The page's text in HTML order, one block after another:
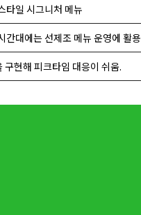
타일 시그니처 메뉴
간대에는 선제조 메뉴 운영에 활용
현해 피크타임 대응이 쉬움.